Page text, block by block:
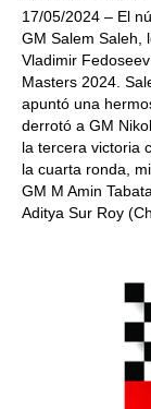
17/05/2024 – El
GM Salem Saleh,
Vladimir
Masters 2024.
apuntó una
derrotó a GM
la tercera victoria
la cuarta ronda,
GM M Amin
Aditya Sur Roy